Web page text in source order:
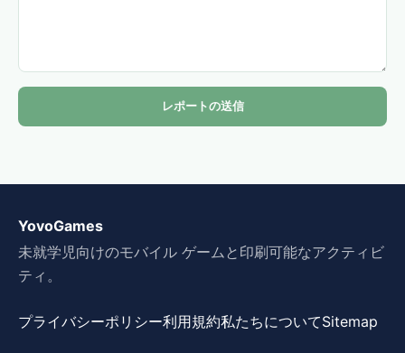
レポートの送信
YovoGames
未就学児向けのモバイル ゲームと印刷可能なアクティビ
ティ。
プライバシーポリシー利用規約私たちについてSitemap